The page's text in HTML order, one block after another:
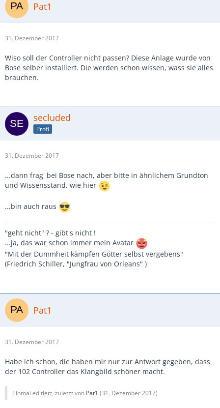
Pat1
31. Dezember 2017
Wiso soll der Controller nicht passen? Diese Anlage wurde von
Bose selber installiert. Die werden schon wissen, wass sie alles
brauchen.
secluded
Profi
31. Dezember 2017
...dann frag' bei Bose nach, aber bitte in ähnlichem Grundton
und Wissensstand, wie hier
...bin auch raus
"geht nicht" ? - gibt's nicht !
...ja, das war schon immer mein Avatar
"Mit der Dummheit kämpfen Götter selbst vergebens"
(Friedrich Schiller, "Jungfrau von Orleans" )
Pat1
31. Dezember 2017
Habe ich schon, die haben mir nur zur Antwort gegeben, dass
der 102 Controller das Klangbild schöner macht.
Einmal editiert, zuletzt von Pat1 (31. Dezember 2017)